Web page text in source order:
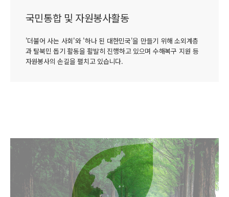
국민통합 및 자원봉사활동
'더불어 사는 사회'와 '하나 된 대한민국'을 만들기 위해 소외계층
과 탈북민 돕기 활동을 활발히 진행하고 있으며 수해복구 지원 등
자원봉사의 손길을 펼치고 있습니다.